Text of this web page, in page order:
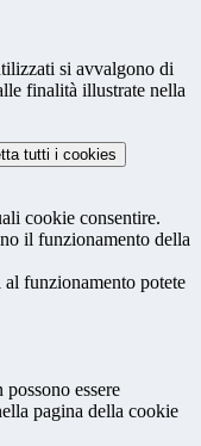
si avvalgono di
finalità illustrate nella
tutti i cookies
cookie consentire.
il funzionamento della
al funzionamento potete
essere
pagina della cookie